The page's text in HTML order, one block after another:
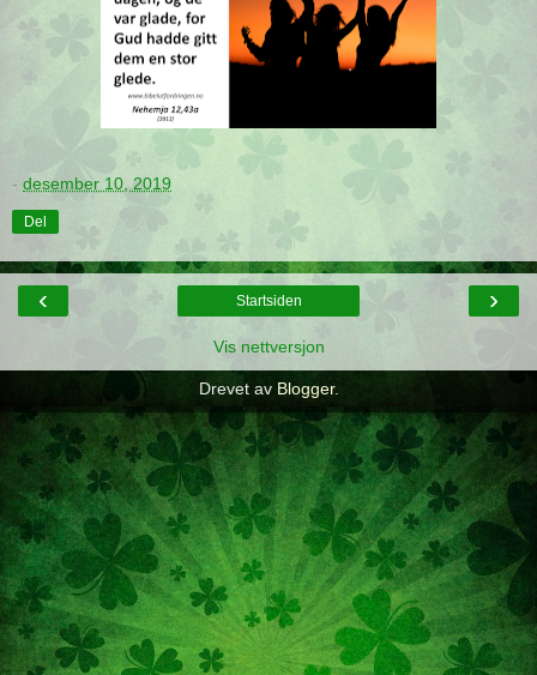
- desember 10, 2019
Del
‹ ›
Startsiden
Vis nettversjon
Drevet av Blogger.